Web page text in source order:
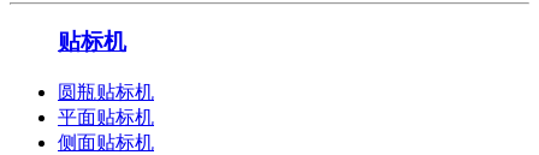
贴标机
圆瓶贴标机
平面贴标机
侧面贴标机